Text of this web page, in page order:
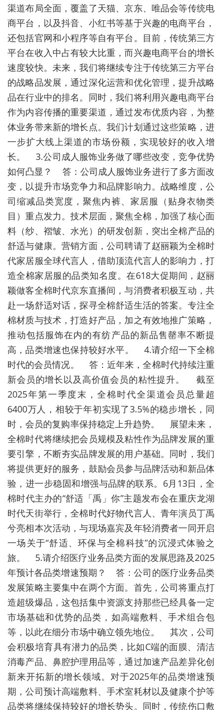
渠道布局全面，覆盖了天猫、京东、唯品会等传统电
商平台，以及抖音、小红书等基于兴趣的电商平台，
还包括官网和小程序等自有平台。目前，传统第三方
平台在收入中占有较大比重，而兴趣电商平台的增长
速度较快。未来，我们将继续专注于传统第三方平台
的战略品发展，通过深化运营和优化管理，提升战略
品在行业中的排名。同时，我们将利用兴趣电商平台
作为内容传播的重要渠道，通过发布优质内容，为整
体业务带来新的增长点。我们计划通过这些策略，进
一步扩大线上渠道的市场份额，实现较好的收入增
长。 3.公司成人服饰业务做了哪些改变，竞争优势
如何凸显？ 答：公司成人服饰业务进行了多方面改
变，以提升市场竞争力和品牌影响力。战略维度，公
司缩减品类宽度，聚焦内裤、家居服（贴身衣物类
目）重点发力。技术层面，聚焦全棉，加强了核心面
料（纱、褶皱、水光）的研发创新，突出全棉产品的
舒适与健康。营销方面，公司聘请了赵丽颖为全棉时
代家居服全球代言人，借助顶流代言人的影响力，打
造全棉家居服的品类知名度。在618大促期间，赵丽
颖做客全棉时代京东直播间，与消费者积极互动，共
赴一场舒适对话，探寻全棉舒适生活的答案。专注全
棉材质与技术，打造好产品，加之有效地推广策略，
推动包括服饰在内的有纺产品的新品售罄率不断提
高，品类增速也保持较好水平。 4.请介绍一下全棉
时代的会员情况。 答：近年来，全棉时代持续注重
新会员的增长以及高价值会员的粘性提升。 截至
2025年第一季度末，全棉时代全渠道会员总量超
6400万人，相较于年初实现了3.5%的稳步增长，同
时，会员的复购率保持稳定上升趋势。 展望未来，
全棉时代将继续把会员规模及粘性作为品牌发展的重
要引擎，不断夯实品牌发展的用户基础。同时，我们
将提供更好的服务，鼓励会员参与品牌活动和新品体
验，进一步稳固和增强与品牌的联系。6月13日，全
棉时代主办的“舒适「禹」你”主题发布会在重庆龙湖
时代天街举行，全棉时代好物代言人、青年演员丁禹
兮亮相本次活动，与现场嘉宾及年轻消费者一同开启
一场关于“舒适、环保与全棉科技”的沉浸式体验之
旅。 5.请介绍医疗业务品类方面的发展思路及2025
年预计各品类增速预期？ 答：公司的医疗业务品类
发展策略主要集中在两个方面。首先，公司将重点打
造超级爆品，这包括集中资源支持那些已经具备一定
市场基础和优势的品类，如高端敷料、手术组合包
等，以此在细分市场中确立领先地位。 其次，公司
会积极培育具有潜力的品类，比如C端的面膜、清洁
消毒产品、鼻腔护理用品等，通过加速产品差异化创
新来开拓新的增长领域。对于2025年的品类增速预
期，公司预计高端敷料、手术室耗材以及健康个护等
品类将继续保持较好的增长势头。同时，传统伤口敷